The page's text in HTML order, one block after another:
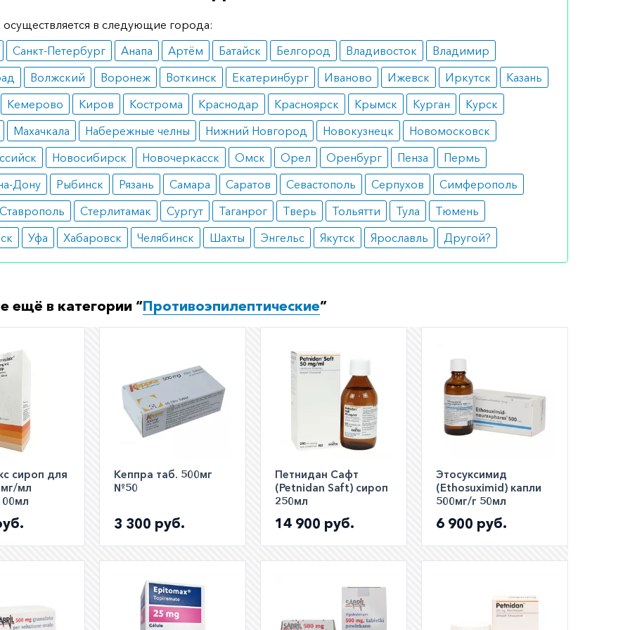
статус;
аритмия;
тройничного нерва.
чувствительность к компонентам;
и печеночная недостаточность;
сердечно-сосудистые заболевания.
реакции
координации;
реакции;
кроветворения;
заказ?
этого Вы можете оформить бронирование на сайте или
телефону
8 800 301 52 86(бесплатно с любого телефона по РФ)
осуществляется в следующие города:
Санкт-Петербург Анапа Артём Батайск Белгород Владивосток
Владимир
Волжский Воронеж Воткинск Екатеринбург Иваново Ижевск Иркутск
Казань
Кемерово Киров Кострома Краснодар Красноярск Крымск Курган
Курск
Махачкала Набережные челны Нижний Новгород Новокузнецк
Новомосковск
Новосибирск Новочеркасск Омск Орел Оренбург Пенза
Пермь
Дону
Рыбинск Рязань Самара Саратов Севастополь Серпухов
Симферополь
Ставрополь Стерлитамак Сургут Таганрог Тверь Тольятти Тула
Тюмень
Уфа Хабаровск Челябинск Шахты Энгельс Якутск Ярославль Другой?
ещё в категории “Противоэпилептические”
сироп для
мл
Кеппра таб. 500мг
№50
3 300 руб.
Петнидан Сафт
(Petnidan Saft) сироп
250мл
14 900 руб.
Этосуксимид
(Ethosuximid) капли
500мг/г 50мл
6 900 руб.